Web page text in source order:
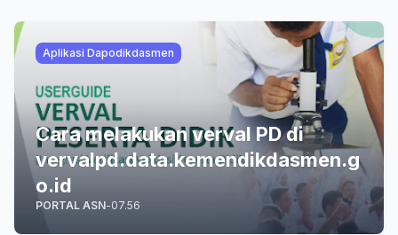
Aplikasi Dapodikdasmen
Cara melakukan verval PD di
vervalpd.data.kemendikdasmen.g
o.id
PORTAL ASN-07.56